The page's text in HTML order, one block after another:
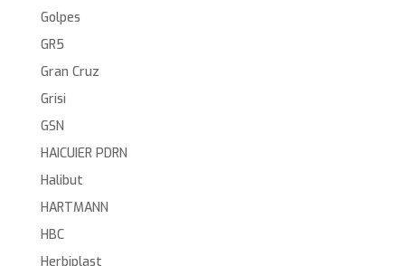
Golpes
GR5
Gran Cruz
Grisi
GSN
HAICUIER PDRN
Halibut
HARTMANN
HBC
Herbiplast